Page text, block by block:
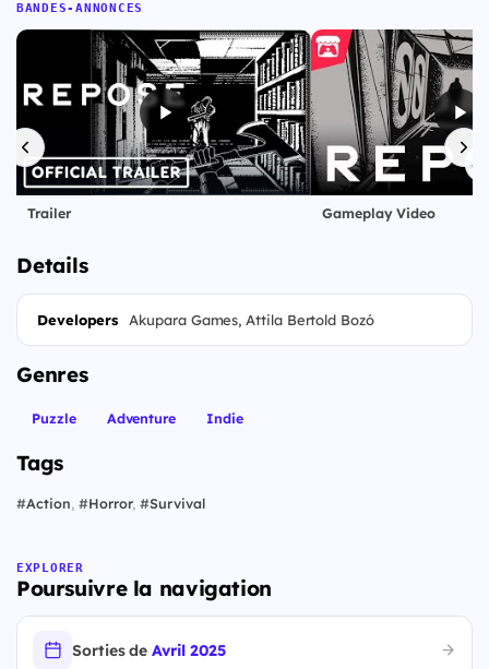
BANDES-ANNONCES
Trailer Gameplay Video
Details
Developers Akupara Games, Attila Bertold Bozó
Genres
Puzzle Adventure Indie
Tags
#Action, #Horror, #Survival
EXPLORER
Poursuivre la navigation
Sorties deAvril 2025